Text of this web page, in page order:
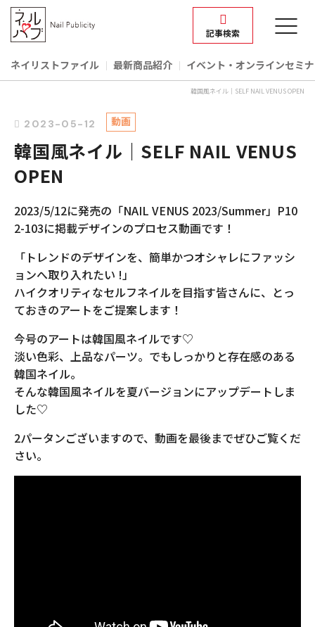
記事検索
ネイリストファイル 最新商品紹介 イベント‧オンラインセミ
韓国風ネイル｜SELF NAIL VENUS OPEN
2023-05-12 動画
韓国風ネイル｜SELF NAIL VENUS
OPEN
2023/5/12に発売の「NAIL VENUS 2023/Summer」P10
2-103に掲載デザインのプロセス動画です！
「トレンドのデザインを、簡単かつオシャレにファッシ
ョンへ取り入れたい !」
ハイクオリティなセルフネイルを目指す皆さんに、とっ
ておきのアートをご提案します！
今号のアートは韓国風ネイルです♡
淡い色彩、上品なパーツ。でもしっかりと存在感のある
韓国ネイル。
そんな韓国風ネイルを夏バージョンにアップデートしま
した♡
2パータンございますので、動画を最後までぜひご覧くだ
さい。